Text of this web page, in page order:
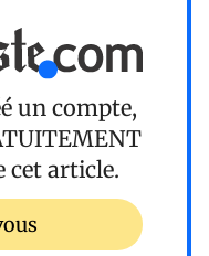
un compte,
cet article.